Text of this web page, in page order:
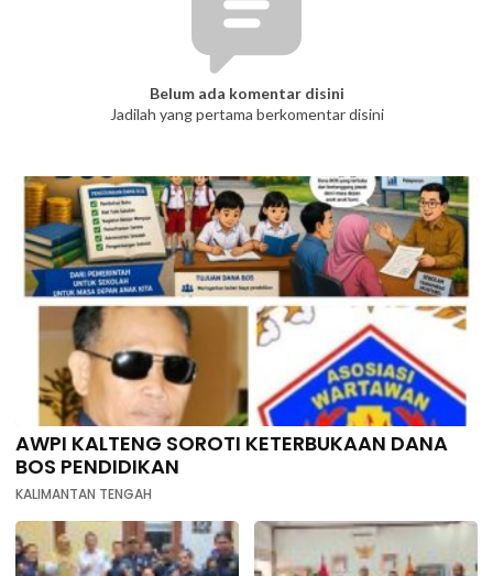
Belum ada komentar disini
Jadilah yang pertama berkomentar disini
AWPI KALTENG SOROTI KETERBUKAAN DANA
BOS PENDIDIKAN
KALIMANTAN TENGAH